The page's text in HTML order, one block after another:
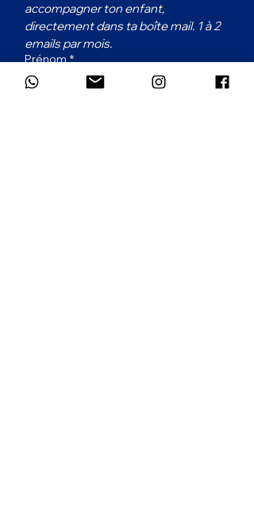
accompagner ton enfant,
directement dans ta boîte mail. 1 à 2
emails par mois.
Prénom *